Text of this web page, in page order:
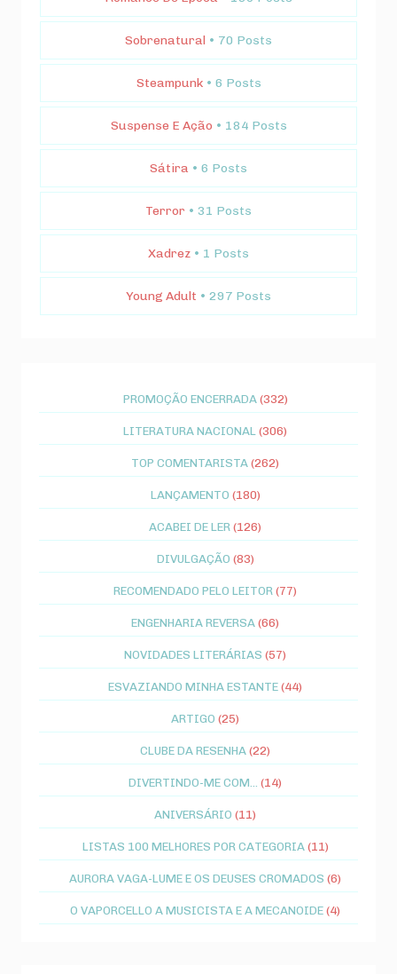
Sobrenatural • 70 Posts
Steampunk • 6 Posts
Suspense E Ação • 184 Posts
Sátira • 6 Posts
Terror • 31 Posts
Xadrez • 1 Posts
Young Adult • 297 Posts
PROMOÇÃO ENCERRADA (332)
LITERATURA NACIONAL (306)
TOP COMENTARISTA(262)
LANÇAMENTO (180)
ACABEI DE LER (126)
DIVULGAÇÃO (83)
RECOMENDADO PELO LEITOR (77)
ENGENHARIA REVERSA(66)
NOVIDADES LITERÁRIAS (57)
ESVAZIANDO MINHA ESTANTE(44)
ARTIGO (25)
CLUBE DA RESENHA(22)
DIVERTINDO-ME COM... (14)
ANIVERSÁRIO (11)
LISTAS 100 MELHORES POR CATEGORIA (11)
AURORA VAGA-LUME E OS DEUSES CROMADOS (6)
O VAPORCELLO A MUSICISTA E A MECANOIDE(4)